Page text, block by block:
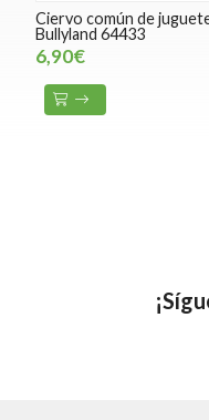
Ciervo común de
Bullyland 64433
6,90€